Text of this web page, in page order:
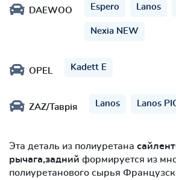
DAEWOO Espero Lanos
Nexia NEW
OPEL Kadett E
ZAZ/Таврія Lanos Lanos
Эта деталь из полиуретана
рычага,задний формируется из
полиуретанового сырья